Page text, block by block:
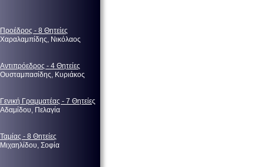
Προέδρος - 8 Θητείες
Χαραλαμπίδης, Νικόλαος
Αντιπρόεδρος - 4 Θητείες
Ουσταμπασίδης, Κυριάκος
Γενική Γραμματέας - 7 Θητείες
Αδαμίδου, Πελαγία
Ταμίας - 8 Θητείες
Μιχαηλίδου, Σοφία